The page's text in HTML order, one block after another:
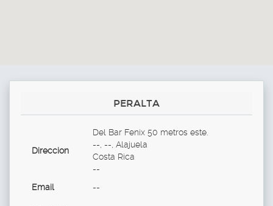
PERALTA
Direccion
Del Bar Fenix 50 metros este.
--, --, Alajuela
Costa Rica
--
Email
--